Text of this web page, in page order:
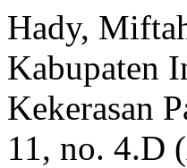
Hady,
Kabupaten
Kekerasan
11, no. 4.D